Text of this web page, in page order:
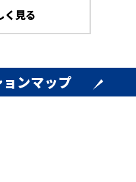
く見る
ンマップ